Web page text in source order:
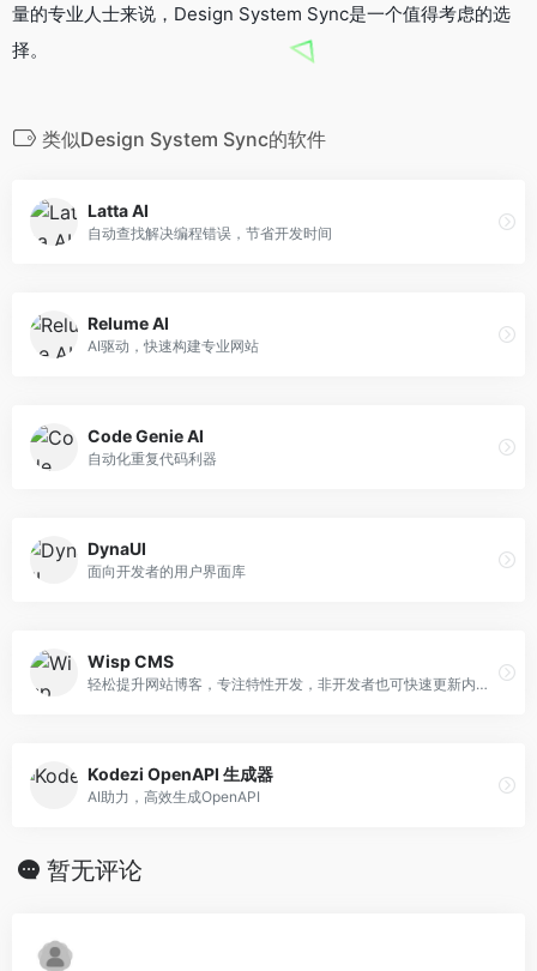
量的专业人士来说，Design System Sync是一个值得考虑的选
择。
类似Design System Sync的软件
Latta AI
自动查找解决编程错误，节省开发时间
Relume AI
AI驱动，快速构建专业网站
Code Genie AI
自动化重复代码利器
DynaUI
面向开发者的用户界面库
Wisp CMS
轻松提升网站博客，专注特性开发，非开发者也可快速更新内容。
Kodezi OpenAPI 生成器
AI助力，高效生成OpenAPI
暂无评论